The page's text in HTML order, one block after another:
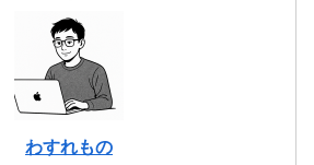
わすれもの